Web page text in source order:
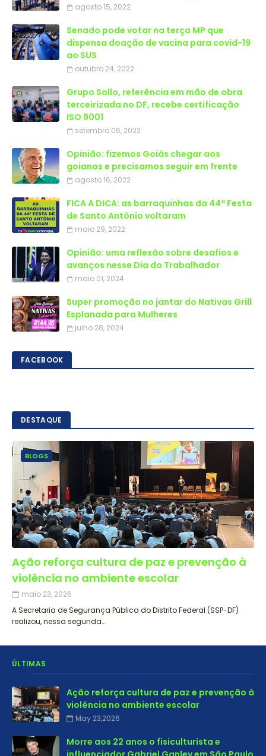
agosto 15, 2022
Senado pode votar na terça MP que
dispensa doação de vacina para covid-19
ao SUS
outubro 24, 2022
Grupo Sollo, referência em mão de obra
terceirizada no DF, recebe certificação
ISO 9001
setembro 06, 2022
Opinião: fizemos Goiás chegar aos
goianos e precisamos seguir em frente
agosto 16, 2022
FICA A DICA: as barraquinhas da 44ª Festa
de Santo Antônio voltaram
maio 29, 2022
Opinião: uma reflexão sobre desafios e
avanços nesse Dia do Trabalhador
maio 01, 2024
Super promoção no jantar do Nativas Grill
Esplanada para Mulheres
julho 28, 2024
FACEBOOK
DESTAQUE
BLOGS
Ação reforça cultura de paz e prevenção à
violência no ambiente escolar
maio 23, 2026
A Secretaria de Segurança Pública do Distrito Federal (SSP-DF)
realizou, nessa segunda…
ÚLTIMAS
Ação reforça cultura de paz e prevenção à
violência no ambiente escolar
May 23,2026
Morre aos 22 anos o fisiculturista e